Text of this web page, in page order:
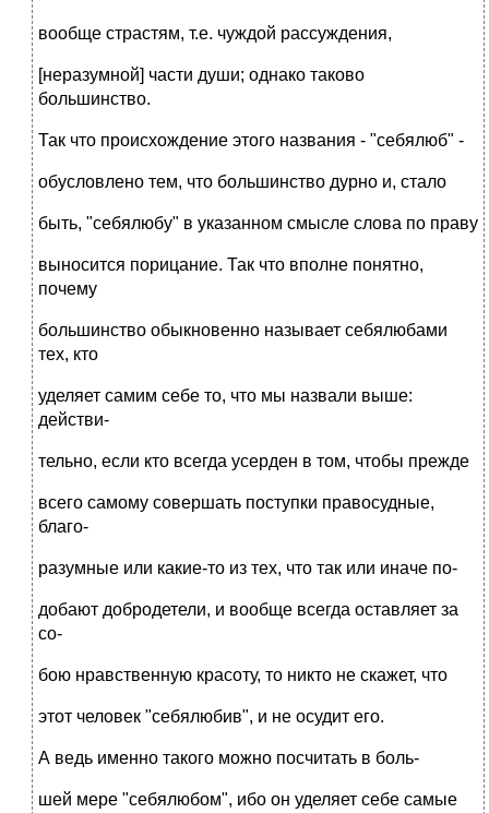
вообще страстям, т.е. чуждой рассуждения,
[неразумной] части души; однако таково
большинство.
Так что происхождение этого названия - "себялюб" -
обусловлено тем, что большинство дурно и, стало
быть, "себялюбу" в указанном смысле слова по праву
выносится порицание. Так что вполне понятно,
почему
большинство обыкновенно называет себялюбами
тех, кто
уделяет самим себе то, что мы назвали выше:
действи-
тельно, если кто всегда усерден в том, чтобы прежде
всего самому совершать поступки правосудные,
благо-
разумные или какие-то из тех, что так или иначе по-
добают добродетели, и вообще всегда оставляет за
со-
бою нравственную красоту, то никто не скажет, что
этот человек "себялюбив", и не осудит его.
А ведь именно такого можно посчитать в боль-
шей мере "себялюбом", ибо он уделяет себе самые